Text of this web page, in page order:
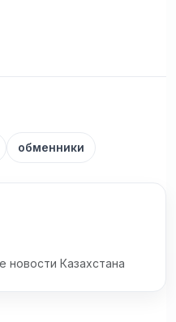
обменники
Казахстана